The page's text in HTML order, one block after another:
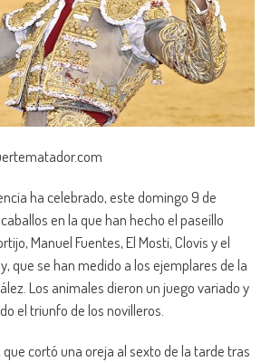
ha celebrado, este domingo 9 de
en la que han hecho el paseíllo
Manuel Fuentes, El Mosti, Clovis y el
que se han medido a los ejemplares de la
Los animales dieron un juego variado y
el triunfo de los novilleros.
cortó una oreja al sexto de la tarde tras